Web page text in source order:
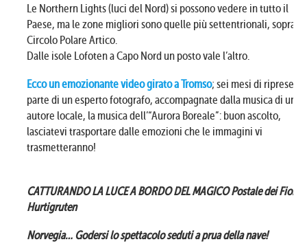
Le Northern Lights (luci del Nord) si possono vedere in tutto il
Paese, ma le zone migliori sono quelle più settentrionali, sopra il
Circolo Polare Artico.
Dalle isole Lofoten a Capo Nord un posto vale l’altro.
Ecco un emozionante video girato a Tromso; sei mesi di riprese da
parte di un esperto fotografo, accompagnate dalla musica di un
autore locale, la musica dell’“Aurora Boreale”: buon ascolto,
lasciatevi trasportare dalle emozioni che le immagini vi
trasmetteranno!
CATTURANDO LA LUCE A BORDO DEL MAGICO Postale dei Fiordi
Hurtigruten
Norvegia… Godersi lo spettacolo seduti a prua della nave!